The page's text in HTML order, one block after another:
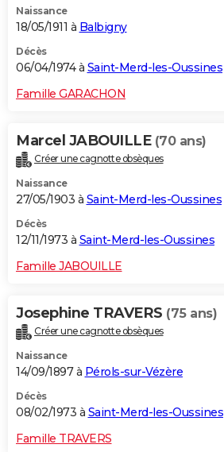
Naissance
18/05/1911 à Balbigny
Décès
06/04/1974 à Saint-Merd-les-Oussines
Famille GARACHON
Marcel JABOUILLE (70 ans)
Créer une cagnotte obsèques
Naissance
27/05/1903 à Saint-Merd-les-Oussines
Décès
12/11/1973 à Saint-Merd-les-Oussines
Famille JABOUILLE
Josephine TRAVERS (75 ans)
Créer une cagnotte obsèques
Naissance
14/09/1897 à Pérols-sur-Vézère
Décès
08/02/1973 à Saint-Merd-les-Oussines
Famille TRAVERS